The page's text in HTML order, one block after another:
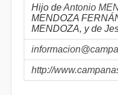
Hijo deAntonio
MENDOZA
MENDOZA, y de
http://